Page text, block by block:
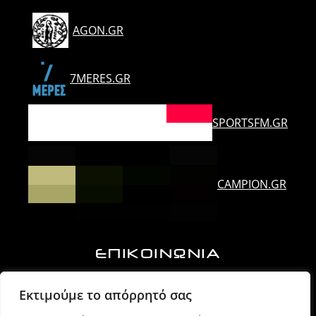
Εκτιμούμε το απόρρητό σας
AGON.GR
7MERES.GR
SPORTSFM.GR
CAMPION.GR
ΕΠΙΚΟΙΝΩΝΙΑ